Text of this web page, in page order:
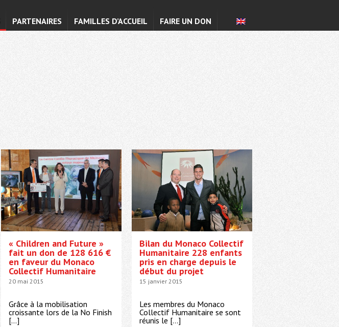
PARTENAIRES FAMILLES D’ACCUEIL FAIRE UN DON
« Children and Future »
fait un don de 128 616 €
en faveur du Monaco
Collectif Humanitaire
20 mai 2015
Grâce à la mobilisation
croissante lors de la No Finish
[…]
Bilan du Monaco Collectif
Humanitaire 228 enfants
pris en charge depuis le
début du projet
15 janvier 2015
Les membres du Monaco
Collectif Humanitaire se sont
réunis le […]